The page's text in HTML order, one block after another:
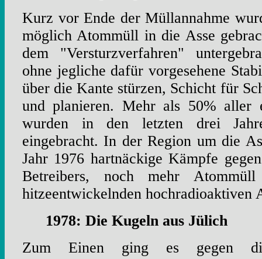
Kurz vor Ende der Müllannahme
möglich Atommüll in die Asse
dem "Versturzverfahren"
ohne jegliche dafür vorgesehene
über die Kante stürzen, Schicht für
und planieren. Mehr als 50% aller
wurden in den letzten drei
eingebracht. In der Region um die
Jahr 1976 hartnäckige Kämpfe
Betreibers, noch mehr
hitzeentwickelnden hochradioaktiven
1978: Die Kugeln aus Jülich
Zum Einen ging es gegen